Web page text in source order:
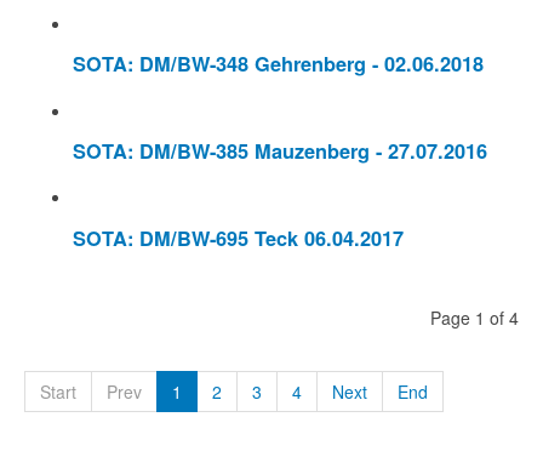
SOTA: DM/BW-348 Gehrenberg - 02.06.2018
SOTA: DM/BW-385 Mauzenberg - 27.07.2016
SOTA: DM/BW-695 Teck 06.04.2017
Page 1 of 4
Start Prev 1 2 3 4 Next End